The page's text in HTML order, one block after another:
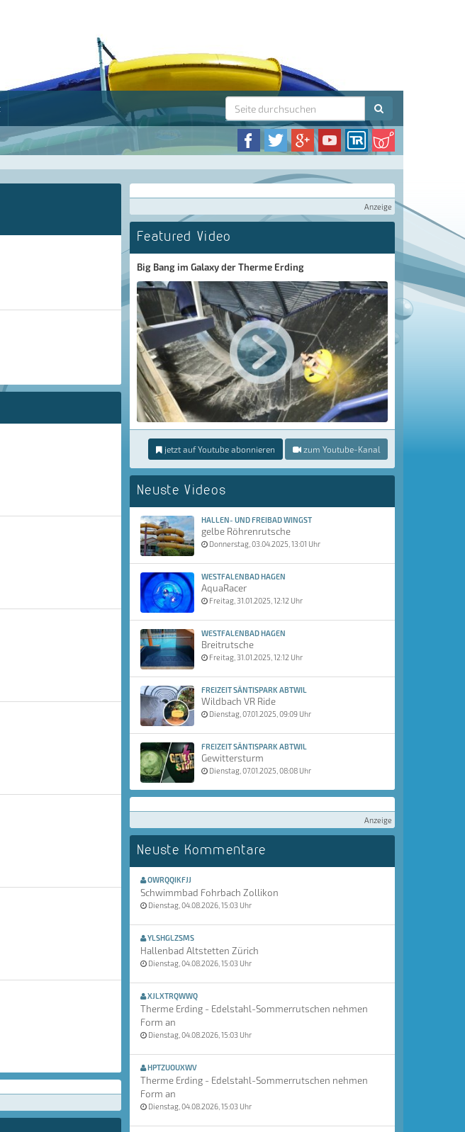
Anzeige
Featured Video
Big Bang im Galaxy der Therme Erding
jetzt auf Youtube abonnieren zum Youtube-Kanal
Neuste Videos
HALLEN- UND FREIBAD WINGST
gelbe Röhrenrutsche
Donnerstag, 03.04.2025, 13:01 Uhr
WESTFALENBAD HAGEN
AquaRacer
Freitag, 31.01.2025, 12:12 Uhr
WESTFALENBAD HAGEN
Breitrutsche
Freitag, 31.01.2025, 12:12 Uhr
FREIZEIT SÄNTISPARK ABTWIL
Wildbach VR Ride
Dienstag, 07.01.2025, 09:09 Uhr
FREIZEIT SÄNTISPARK ABTWIL
Gewittersturm
Dienstag, 07.01.2025, 08:08 Uhr
Anzeige
Neuste Kommentare
OWRQQIKFJJ
Schwimmbad Fohrbach Zollikon
Dienstag, 04.08.2026, 15:03 Uhr
YLSHGLZSMS
Hallenbad Altstetten Zürich
Dienstag, 04.08.2026, 15:03 Uhr
XJLXTRQWWQ
Therme Erding - Edelstahl-Sommerrutschen nehmen
Form an
Dienstag, 04.08.2026, 15:03 Uhr
HPTZUOUXWV
Therme Erding - Edelstahl-Sommerrutschen nehmen
Form an
Dienstag, 04.08.2026, 15:03 Uhr